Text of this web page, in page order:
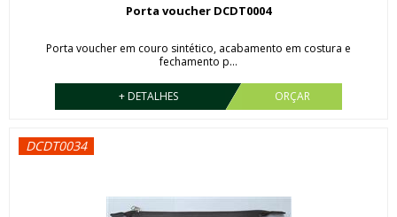
Porta voucher DCDT0004
Porta voucher em couro sintético, acabamento em costura e
fechamento p...
+ DETALHES ORÇAR
DCDT0034